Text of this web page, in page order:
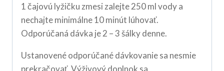
1 čajovú lyžičku zmesi zalejte 250 ml vody a
nechajte minimálne 10 minút lúhovať.
Odporúčaná dávka je 2 – 3 šálky denne.
Ustanovené odporúčané dávkovanie sa nesmie
prekračovať. Výživový doplnok sa